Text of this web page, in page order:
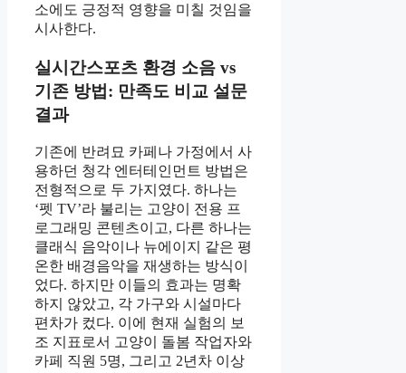
소에도 긍정적 영향을 미칠 것임을
시사한다.
실시간스포츠 환경 소음 vs
기존 방법: 만족도 비교 설문
결과
기존에 반려묘 카페나 가정에서 사
용하던 청각 엔터테인먼트 방법은
전형적으로 두 가지였다. 하나는
‘펫 TV’라 불리는 고양이 전용 프
로그래밍 콘텐츠이고, 다른 하나는
클래식 음악이나 뉴에이지 같은 평
온한 배경음악을 재생하는 방식이
었다. 하지만 이들의 효과는 명확
하지 않았고, 각 가구와 시설마다
편차가 컸다. 이에 현재 실험의 보
조 지표로서 고양이 돌봄 작업자와
카페 직원 5명, 그리고 2년차 이상